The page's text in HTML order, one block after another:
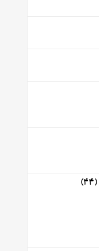
(44)